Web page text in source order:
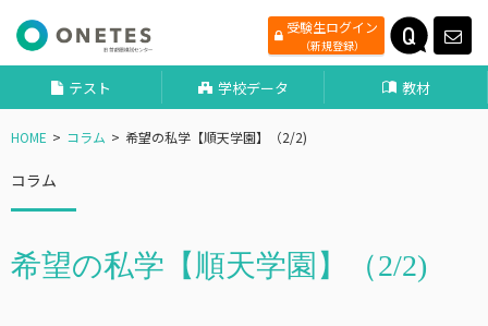
受験生ログイン
（新規登録）
テスト 学校データ 教材
HOME コラム 希望の私学【順天学園】（2/2)
コラム
希望の私学【順天学園】（2/2)